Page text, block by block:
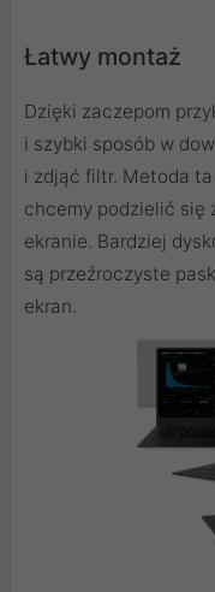
Łatwy montaż
Dzięki zaczepom
i szybki sposób w
i zdjąć filtr. Metoda
chcemy podzielić się
ekranie. Bardziej
są przeźroczyste
ekran.